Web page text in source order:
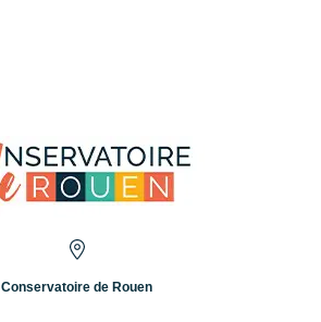
Conservatoire de Rouen